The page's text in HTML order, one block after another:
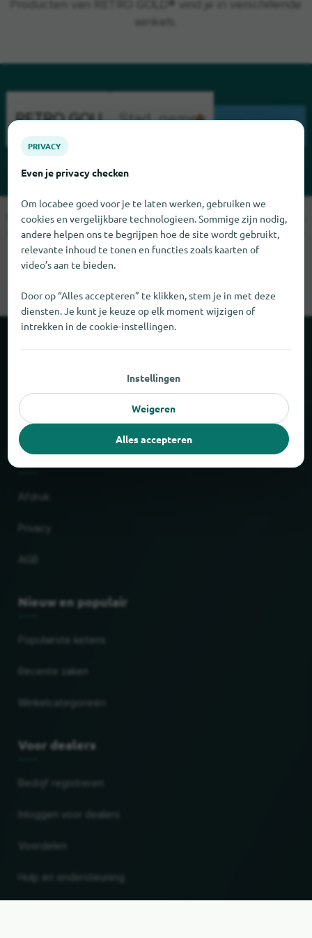
Producten van RETRO GOLD® vind je in verschillende
Sorry, we kunnen RETRO GOLD op dit moment niet vinden. Als
u weet waar RETRO GOLD te vinden is, zouden we het erg op
prijs stellen als u ons dat laat weten.
Over locabee
Partner
Wettelijk
Nieuw en populair
Populairste ketens
Voor dealers
PRIVACY
Even je privacy checken
Om locabee goed voor je te laten werken, gebruiken we
cookies en vergelijkbare technologieen. Sommige zijn nodig,
andere helpen ons te begrijpen hoe de site wordt gebruikt,
relevante inhoud te tonen en functies zoals kaarten of
video’s aan te bieden.
Door op “Alles accepteren” te klikken, stem je in met deze
diensten. Je kunt je keuze op elk moment wijzigen of
intrekken in de cookie-instellingen.
Instellingen
Weigeren
Alles accepteren